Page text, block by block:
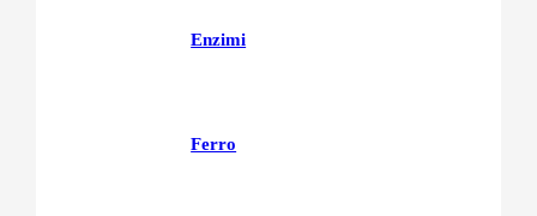
Enzimi
Ferro